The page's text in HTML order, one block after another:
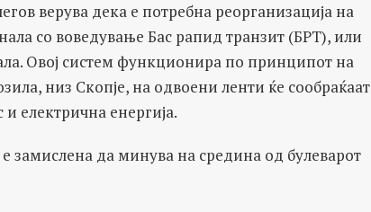
верува дека е потребна реорганизација на
со воведување Бас рапид транзит (БРТ), или
Овој систем функционира по принципот на
низ Скопје, на одвоени ленти ќе сообраќаат
електрична енергија.
замислена да минува на средина од булеварот